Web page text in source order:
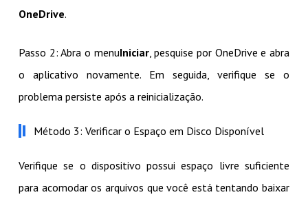
OneDrive.
Passo 2: Abra o menuIniciar, pesquise por OneDrive e abra
o aplicativo novamente. Em seguida, verifique se o
problema persiste após a reinicialização.
Método 3: Verificar o Espaço em Disco Disponível
Verifique se o dispositivo possui espaço livre suficiente
para acomodar os arquivos que você está tentando baixar